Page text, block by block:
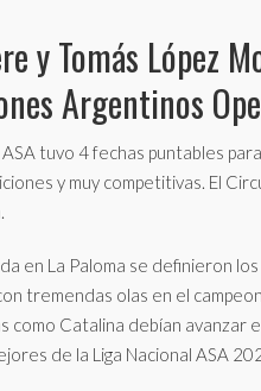
y Tomás López
Argentinos
tuvo 4 fechas puntables
y muy competitivas. El
en La Paloma se definieron
tremendas olas en el
como Catalina debían avanzar
de la Liga Nacional ASA